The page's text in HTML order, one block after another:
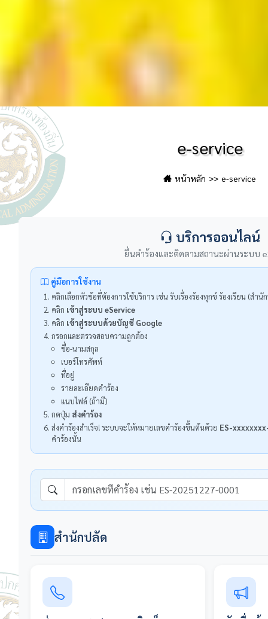
e-service
หน้าหลัก e-service